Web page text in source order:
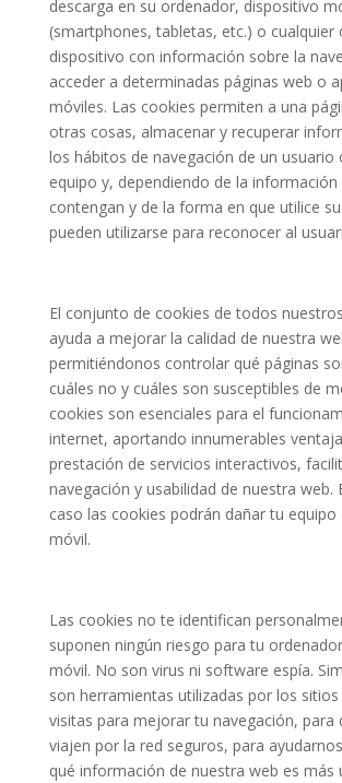
descarga en su ordenador, dispositivo
(smartphones, tabletas, etc.) o cualquier
dispositivo con información sobre la
acceder a determinadas páginas web o
móviles. Las cookies permiten a una
otras cosas, almacenar y recuperar
los hábitos de navegación de un usuario
equipo y, dependiendo de la información
contengan y de la forma en que utilice
pueden utilizarse para reconocer al
El conjunto de cookies de todos
ayuda a mejorar la calidad de nuestra
permitiéndonos controlar qué páginas
cuáles no y cuáles son susceptibles de
cookies son esenciales para el
internet, aportando innumerables
prestación de servicios interactivos,
navegación y usabilidad de nuestra web.
caso las cookies podrán dañar tu
móvil.
Las cookies no te identifican
suponen ningún riesgo para tu
móvil. No son virus ni software espía.
son herramientas utilizadas por los
visitas para mejorar tu navegación, para
viajen por la red seguros, para
qué información de nuestra web es más